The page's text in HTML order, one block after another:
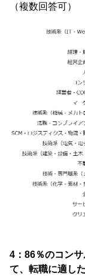
（複数回答可）
4：86％のコン
て、転職に適し